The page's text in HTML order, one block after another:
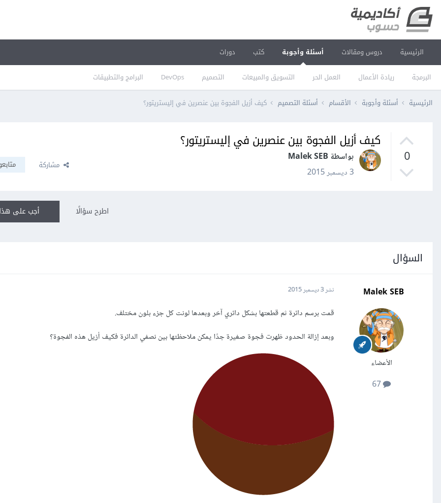
الرئيسية دروس ومقالات أسئلة وأجوبة
البرمجة ريادة الأعمال العمل الحر التسويق والمبيعات التصميم DevOps البرامج والتطبيقات
كتب دورات
الرئيسية أسئلة وأجوبة الأقسام أسئلة التصميم كيف أزيل الفجوة بين عنصرين في إليستريتور؟
0
كيف أزيل الفجوة بين عنصرين في إليستريتور؟
بواسطة Malek SEB
3 ديسمبر 2015
مشاركة
أجب على اطرح سؤالًا
السؤال
Malek SEB
الأعضاء
نشر3 ديسمبر 2015
قمت برسم دائرة ثم قطعتها بشكل دائري آخر وبعدها لونت كل جزء بلون مختلف.
وبعد إزالة الحدود ظهرت فجوة صغيرة جدًا يمكن ملاحظتها بين نصفي الدائرة فكيف أزيل هذه الفجوة؟